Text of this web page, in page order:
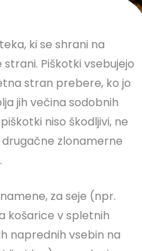
ki se shrani na
Piškotki vsebujejo
stran prebere, ko jo
jih večina sodobnih
niso škodljivi, ne
zlonamerne
za seje (npr.
košarice v spletnih
naprednih vsebin na